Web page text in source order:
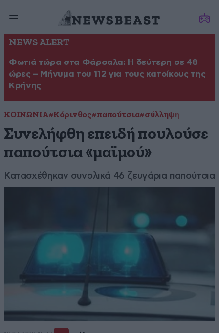
NEWS ALERT
Φωτιά τώρα στα Φάρσαλα: Η δεύτερη σε 48
ώρες – Μήνυμα του 112 για τους κατοίκους της
Κρήνης
ΚΟΙΝΩΝΙΑ#Κόρινθος#παπούτσια#σύλληψη
Συνελήφθη επειδή πουλούσε
παπούτσια «μαϊμού»
Κατασχέθηκαν συνολικά 46 ζευγάρια παπούτσια